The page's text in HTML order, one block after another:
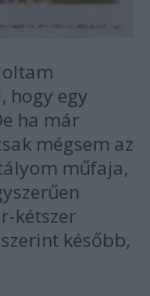
hogy egy
ha már
mégsem az
műfaja,
kétszer
később,